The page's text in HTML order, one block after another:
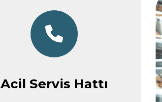
Acil Servis Hattı